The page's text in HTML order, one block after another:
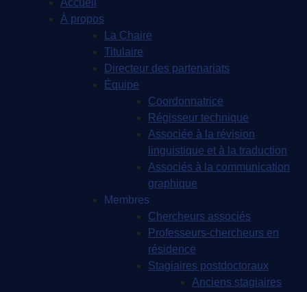
Accueil
À propos
La Chaire
Titulaire
Directeur des partenariats
Équipe
Coordonnatrice
Régisseur technique
Associée à la révision
linguistique et à la traduction
Associés à la communication
graphique
Membres
Chercheurs associés
Professeurs-chercheurs en
résidence
Stagiaires postdoctoraux
Anciens stagiaires